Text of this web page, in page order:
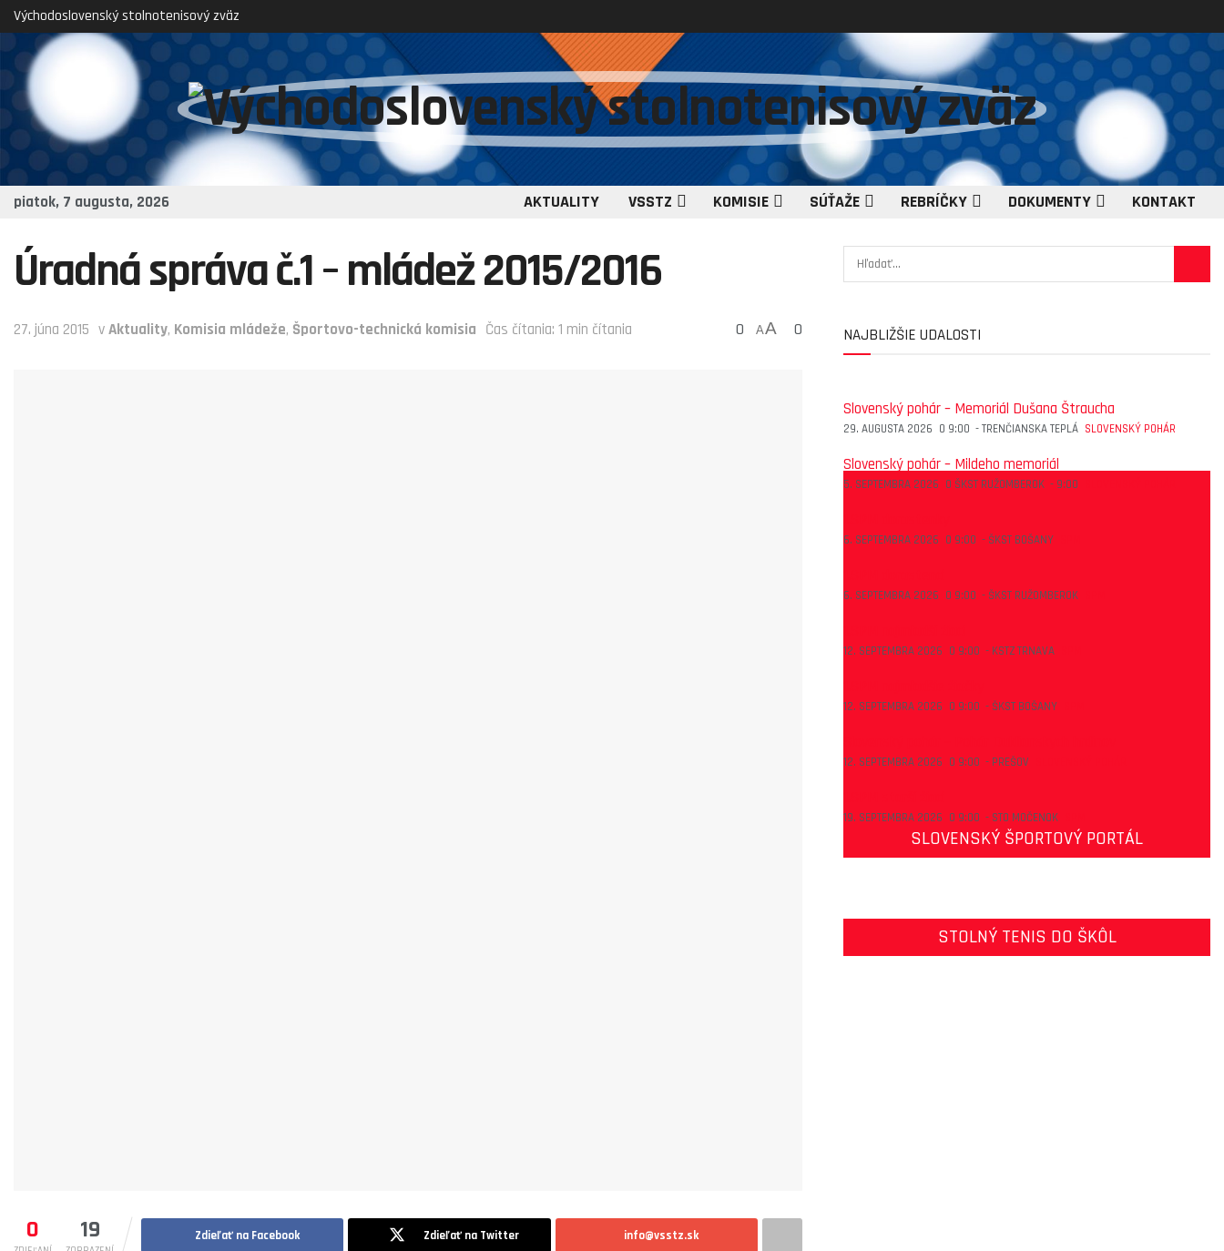
Východoslovenský stolnotenisový zväz
piatok, 7 augusta, 2026 AKTUALITY VSSTZ KOMISIE SÚŤAŽE REBRÍČKY DOKUMENTY KONTAKT
Úradná správa č.1 – mládež 2015/2016
27. júna 2015 vAktuality, Komisia mládeže, Športovo-technická komisia Čas čítania: 1 min čítania 0 AA 0
0 19 Zdieľať na Facebook Zdieľať na Twitter info@vsstz.sk
NAJBLIŽŠIE UDALOSTI
Slovenský pohár – Memoriál Dušana Štraucha
29. AUGUSTA 2026 O 9:00 -TRENČIANSKA TEPLÁ SLOVENSKÝ POHÁR
Slovenský pohár – Mildeho memoriál
5. SEPTEMBRA 2026 O ŠKST RUŽOMBEROK - 9:00
6. SEPTEMBRA 2026 O 9:00 - ŠKST BOŠANY
6. SEPTEMBRA 2026 O 9:00 - ŠKST RUŽOMBEROK
12. SEPTEMBRA 2026 O 9:00 - KSTZ TRNAVA
12. SEPTEMBRA 2026 O 9:00 - ŠKST BOŠANY
12. SEPTEMBRA 2026 O 9:00 - PREŠOV
19. SEPTEMBRA 2026 O 9:00 - STO MOČENOK
SLOVENSKÝ ŠPORTOVÝ PORTÁL
STOLNÝ TENIS DO ŠKÔL